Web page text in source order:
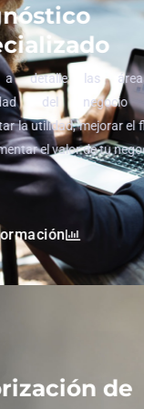
a detalle las
del negocio
la utilidad, mejorar el
el valor de tu
de